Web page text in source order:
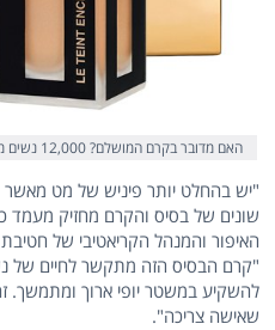
האם מדובר בקרם המושלם? 12,000 נשים מאמינות שכן
"יש בהחלט יותר פיניש של מט
שונים של בסיס והקרם מחזיק מעמד
"קרם הבסיס הזה מתקשר לחיים של
להשקיע במשטר יופי ארוך ומתמשך.
שאישה צריכה".